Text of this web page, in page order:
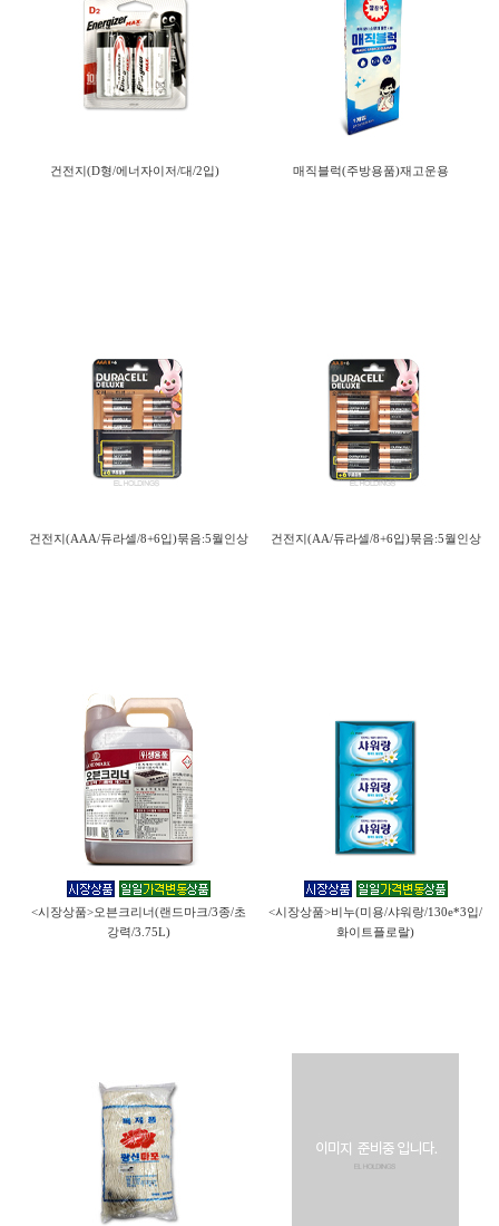
건전지(D형/에너자이저/대/2입) 매직블럭(주방용품)재고운용
건전지(AAA/듀라셀/8+6입)묶음:5월인상 건전지(AA/듀라셀/8+6입)묶음:5월인상
<시장상품>오븐크리너(랜드마크/3종/초
강력/3.75L)
<시장상품>비누(미용/샤워랑/130e*3입/
화이트플로랄)